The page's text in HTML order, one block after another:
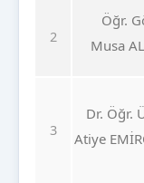
2
Öğr.
Musa
3
Dr. Öğr.
Atiye